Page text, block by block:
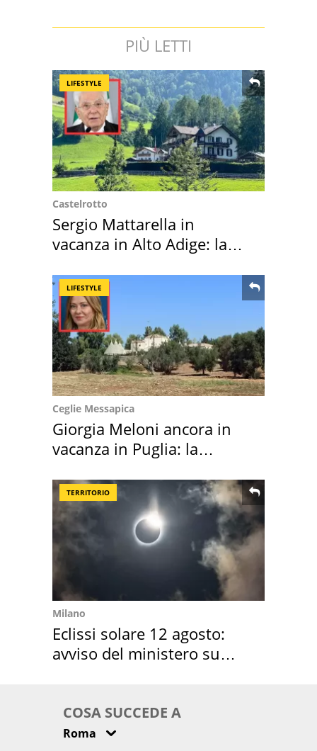
PIÙ LETTI
LIFESTYLE
Castelrotto
Sergio Mattarella in
vacanza in Alto Adige: la
LIFESTYLE
Ceglie Messapica
Giorgia Meloni ancora in
vacanza in Puglia: la
TERRITORIO
Milano
Eclissi solare 12 agosto:
avviso del ministero su